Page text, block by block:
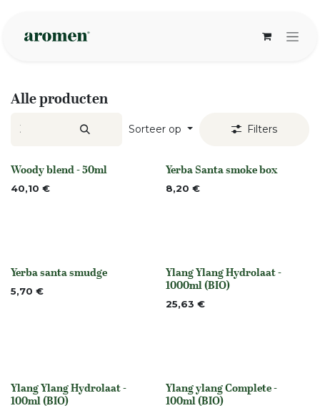
Alle producten
Sorteer op Filters
None
Woody blend - 50ml
40,10 € None
Yerba Santa smoke box
8,20 €
None
Yerba santa smudge
5,70 € None
Ylang Ylang Hydrolaat -
1000ml (BIO)
25,63 €
None
Ylang Ylang Hydrolaat -
100ml (BIO) None
Ylang ylang Complete -
100ml (BIO)